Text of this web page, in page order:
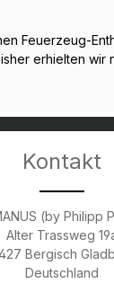
Feuerzeug-
erhielten
Kontakt
(by Philipp
Alter Trassweg
Bergisch
Deutschland